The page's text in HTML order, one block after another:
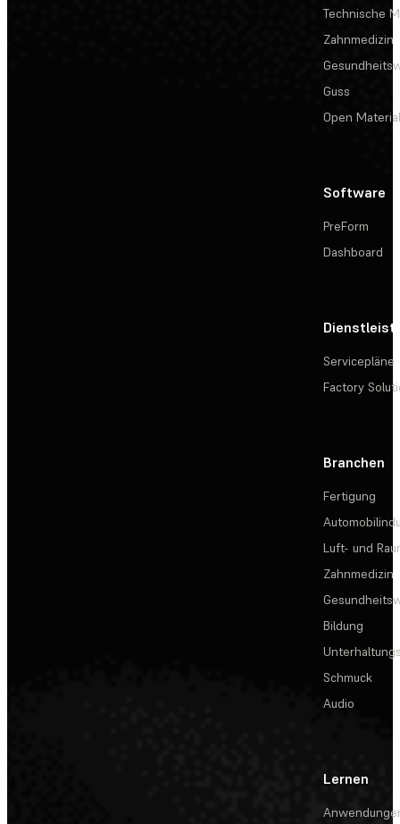
Technische
Zahnmedizin
Guss
Open
Software
PreForm
Dashboard
Servicepläne
Factory
Branchen
Fertigung
Luft- und
Zahnmedizin
Bildung
Schmuck
Audio
Lernen